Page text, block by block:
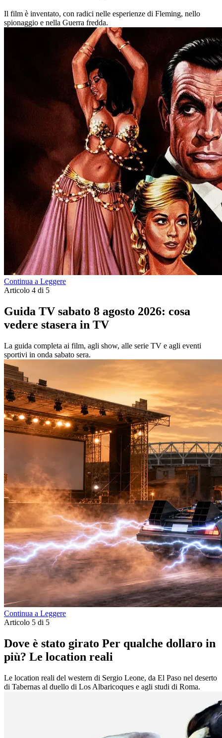
Il film è inventato, con radici nelle esperienze di Fleming, nello
spionaggio e nella Guerra fredda.
Continua a Leggere
Articolo 4 di 5
Guida TV sabato 8 agosto 2026: cosa
vedere stasera in TV
La guida completa ai film, agli show, alle serie TV e agli eventi
sportivi in onda sabato sera.
Continua a Leggere
Articolo 5 di 5
Dove è stato girato Per qualche dollaro in
più? Le location reali
Le location reali del western di Sergio Leone, da El Paso nel deserto
di Tabernas al duello di Los Albaricoques e agli studi di Roma.